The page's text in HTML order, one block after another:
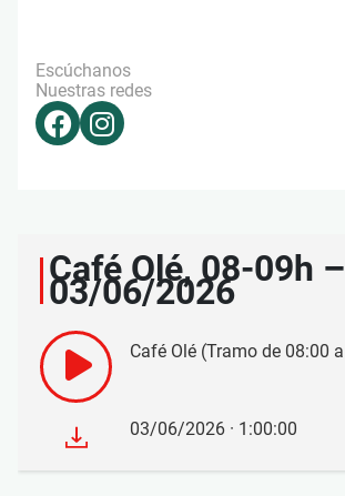
Escúchanos
Nuestras redes
Café Olé, 08-09h –
03/06/2026
Café Olé (Tramo de 08:00
03/06/2026 · 1:00:00